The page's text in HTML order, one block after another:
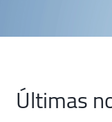
Últimas